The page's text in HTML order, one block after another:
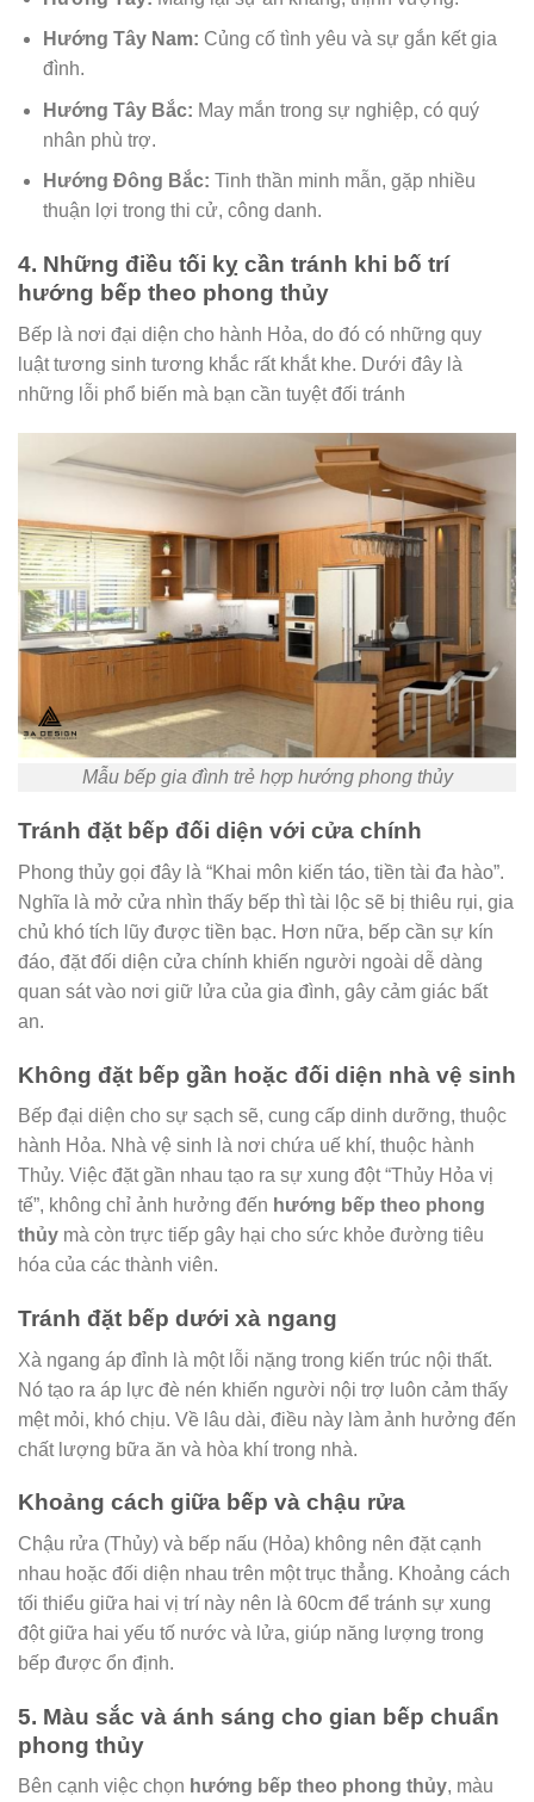
Hướng Tây Nam: Củng cố tình yêu và sự gắn kết gia
đình.
Hướng Tây Bắc: May mắn trong sự nghiệp, có quý
nhân phù trợ.
Hướng Đông Bắc: Tinh thần minh mẫn, gặp nhiều
thuận lợi trong thi cử, công danh.
4. Những điều tối kỵ cần tránh khi bố trí
hướng bếp theo phong thủy
Bếp là nơi đại diện cho hành Hỏa, do đó có những quy
luật tương sinh tương khắc rất khắt khe. Dưới đây là
những lỗi phổ biến mà bạn cần tuyệt đối tránh
Mẫu bếp gia đình trẻ hợp hướng phong thủy
Tránh đặt bếp đối diện với cửa chính
Phong thủy gọi đây là “Khai môn kiến táo, tiền tài đa hào”.
Nghĩa là mở cửa nhìn thấy bếp thì tài lộc sẽ bị thiêu rụi, gia
chủ khó tích lũy được tiền bạc. Hơn nữa, bếp cần sự kín
đáo, đặt đối diện cửa chính khiến người ngoài dễ dàng
quan sát vào nơi giữ lửa của gia đình, gây cảm giác bất
an.
Không đặt bếp gần hoặc đối diện nhà vệ sinh
Bếp đại diện cho sự sạch sẽ, cung cấp dinh dưỡng, thuộc
hành Hỏa. Nhà vệ sinh là nơi chứa uế khí, thuộc hành
Thủy. Việc đặt gần nhau tạo ra sự xung đột “Thủy Hỏa vị
tế”, không chỉ ảnh hưởng đến hướng bếp theo phong
thủy mà còn trực tiếp gây hại cho sức khỏe đường tiêu
hóa của các thành viên.
Tránh đặt bếp dưới xà ngang
Xà ngang áp đỉnh là một lỗi nặng trong kiến trúc nội thất.
Nó tạo ra áp lực đè nén khiến người nội trợ luôn cảm thấy
mệt mỏi, khó chịu. Về lâu dài, điều này làm ảnh hưởng đến
chất lượng bữa ăn và hòa khí trong nhà.
Khoảng cách giữa bếp và chậu rửa
Chậu rửa (Thủy) và bếp nấu (Hỏa) không nên đặt cạnh
nhau hoặc đối diện nhau trên một trục thẳng. Khoảng cách
tối thiểu giữa hai vị trí này nên là 60cm để tránh sự xung
đột giữa hai yếu tố nước và lửa, giúp năng lượng trong
bếp được ổn định.
5. Màu sắc và ánh sáng cho gian bếp chuẩn
phong thủy
Bên cạnh việc chọn hướng bếp theo phong thủy, màu